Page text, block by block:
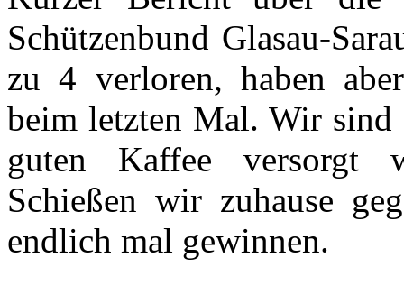
Schützenbund Glasau-
zu 4 verloren, haben
beim letzten Mal. Wir sind
guten Kaffee versorgt
Schießen wir zuhause
endlich mal gewinnen.